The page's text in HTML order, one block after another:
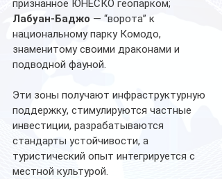
признанное ЮНЕСКО геопарком;
Лабуан-Баджо — “ворота” к
национальному парку Комодо,
знаменитому своими драконами и
подводной фауной.
Эти зоны получают инфраструктурную
поддержку, стимулируются частные
инвестиции, разрабатываются
стандарты устойчивости, а
туристический опыт интегрируется с
местной культурой.